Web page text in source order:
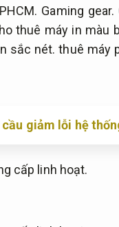
Gaming gear.
thuê máy in màu
sắc nét. thuê máy
giảm lỗi hệ
cấp linh hoạt.